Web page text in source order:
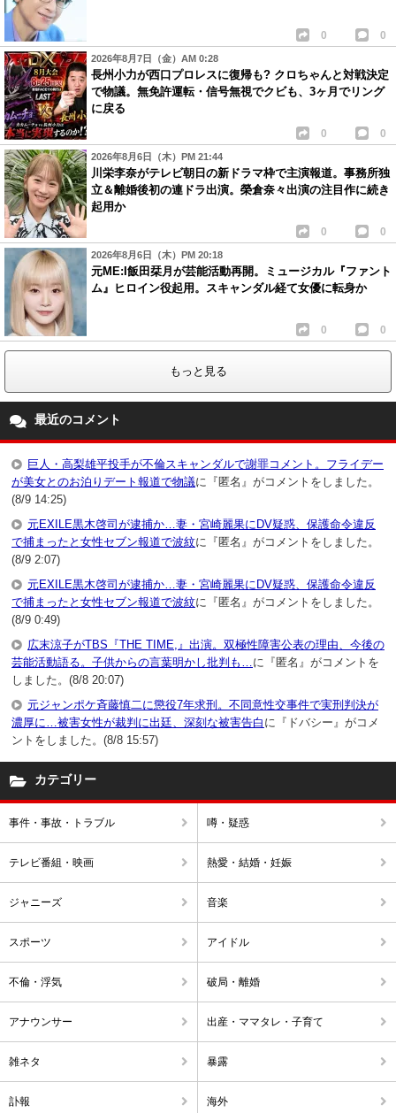
0 0
2026年8月7日（金）AM 0:28
長州小力が西口プロレスに復帰も? クロちゃんと対戦決定
で物議。無免許運転・信号無視でクビも、3ヶ月でリング
に戻る
0 0
2026年8月6日（木）PM 21:44
川栄李奈がテレビ朝日の新ドラマ枠で主演報道。事務所独
立＆離婚後初の連ドラ出演。榮倉奈々出演の注目作に続き
起用か
0 0
2026年8月6日（木）PM 20:18
元ME:I飯田栞月が芸能活動再開。ミュージカル『ファント
ム』ヒロイン役起用。スキャンダル経て女優に転身か
0 0
もっと見る
最近のコメント
巨人・高梨雄平投手が不倫スキャンダルで謝罪コメント。フライデー
が美女とのお泊りデート報道で物議に『匿名』がコメントをしました。
(8/9 14:25)
元EXILE黒木啓司が逮捕か…妻・宮崎麗果にDV疑惑、保護命令違反
で捕まったと女性セブン報道で波紋に『匿名』がコメントをしました。
(8/9 2:07)
元EXILE黒木啓司が逮捕か…妻・宮崎麗果にDV疑惑、保護命令違反
で捕まったと女性セブン報道で波紋に『匿名』がコメントをしました。
(8/9 0:49)
広末涼子がTBS『THE TIME,』出演。双極性障害公表の理由、今後の
芸能活動語る。子供からの言葉明かし批判も… に『匿名』がコメントを
しました。(8/8 20:07)
元ジャンポケ斉藤慎二に懲役7年求刑。不同意性交事件で実刑判決が
濃厚に…被害女性が裁判に出廷、深刻な被害告白 に『ドバシー』がコメ
ントをしました。(8/8 15:57)
カテゴリー
事件・事故・トラブル 噂・疑惑
テレビ番組・映画 熱愛・結婚・妊娠
ジャニーズ 音楽
スポーツ アイドル
不倫・浮気 破局・離婚
アナウンサー 出産・ママタレ・子育て
雑ネタ 暴露
訃報 海外